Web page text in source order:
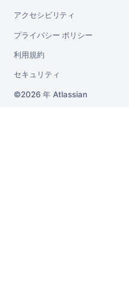
アクセシビリティ
プライバシー ポリシー
利用規約
セキュリティ
2026 年 Atlassian